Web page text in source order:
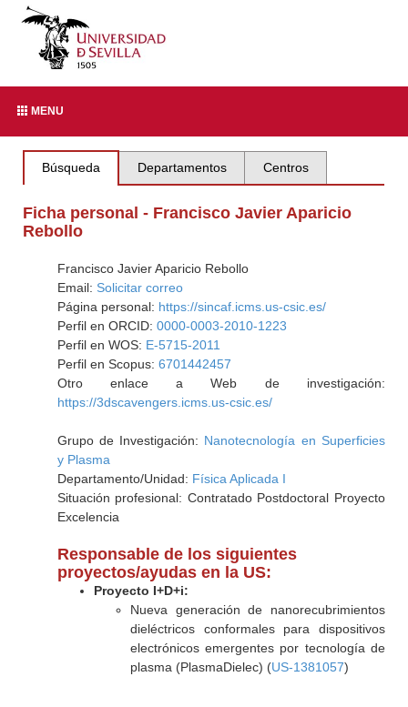
MENU
Búsqueda Departamentos Centros
Ficha personal - Francisco Javier Aparicio
Rebollo
Francisco Javier Aparicio Rebollo
Email: Solicitar correo
Página personal: https://sincaf.icms.us-csic.es/
Perfil en ORCID: 0000-0003-2010-1223
Perfil en WOS: E-5715-2011
Perfil en Scopus: 6701442457
Otro enlace a Web de investigación:
https://3dscavengers.icms.us-csic.es/
Grupo de Investigación: Nanotecnología en Superficies
y Plasma
Departamento/Unidad: Física Aplicada I
Situación profesional: Contratado Postdoctoral Proyecto
Excelencia
Responsable de los siguientes
proyectos/ayudas en la US:
Proyecto I+D+i:
Nueva generación de nanorecubrimientos
dieléctricos conformales para dispositivos
electrónicos emergentes por tecnología de
plasma (PlasmaDielec) (US-1381057)